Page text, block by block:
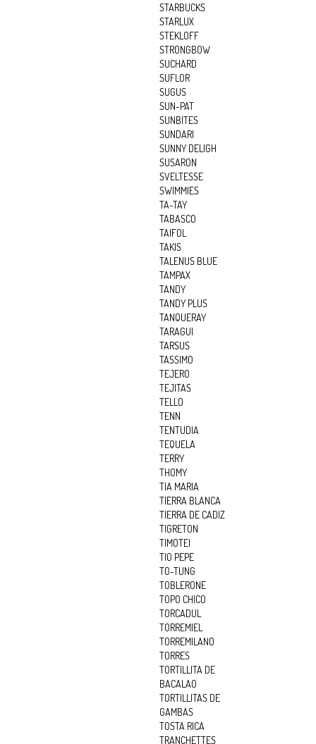
STARBUCKS
STARLUX
STEKLOFF
STRONGBOW
SUCHARD
SUFLOR
SUGUS
SUN-PAT
SUNBITES
SUNDARI
SUNNY DELIGH
SUSARON
SVELTESSE
SWIMMIES
TA-TAY
TABASCO
TAIFOL
TAKIS
TALENUS BLUE
TAMPAX
TANDY
TANDY PLUS
TANQUERAY
TARAGUI
TARSUS
TASSIMO
TEJERO
TEJITAS
TELLO
TENN
TENTUDIA
TEQUELA
TERRY
THOMY
TIA MARIA
TIERRA BLANCA
TIERRA DE CADIZ
TIGRETON
TIMOTEI
TIO PEPE
TO-TUNG
TOBLERONE
TOPO CHICO
TORCADUL
TORREMIEL
TORREMILANO
TORRES
TORTILLITA DE
BACALAO
TORTILLITAS DE
GAMBAS
TOSTA RICA
TRANCHETTES